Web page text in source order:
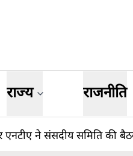
राज्य राजनीति
एनटीए ने संसदीय समिति की